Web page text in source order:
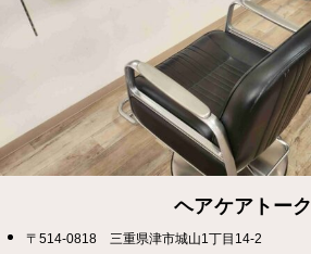
ヘアケアトーク
〒514-0818 三重県津市城山1丁目14-2